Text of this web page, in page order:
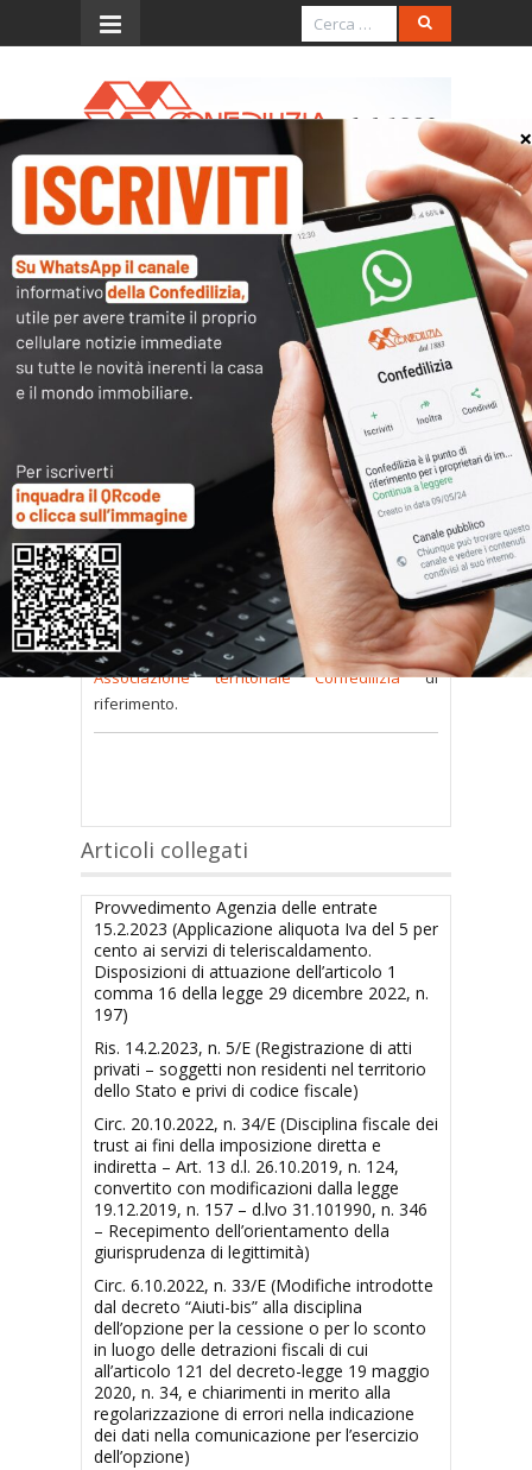
Menu
Ris. 16.7.2015, n. 65/E
(negoziazione assistita ed
esenzione imposte)
L’accesso al contenuto
completo è riservato ai
soli utenti abilitati.
Tutti i documenti presenti nelle Banche dati
sonoa disposizione dei soci ma per poterli
consultare occorre
inserire i dati di accesso
nel modulo a destra della pagina
Se non possiedi nome utente e password
oppure li haismarriti richiedili alla tua
Associazione territoriale Confediliziadi
riferimento.
Articoli collegati
Provvedimento Agenzia delle entrate
15.2.2023 (Applicazione aliquota Iva del 5 per
cento ai servizi di teleriscaldamento.
Disposizioni di attuazione dell’articolo 1
comma 16 della legge 29 dicembre 2022, n.
197)
Ris. 14.2.2023, n. 5/E (Registrazione di atti
privati – soggetti non residenti nel territorio
dello Stato e privi di codice fiscale)
Circ. 20.10.2022, n. 34/E (Disciplina fiscale dei
trust ai fini della imposizione diretta e
indiretta – Art. 13 d.l. 26.10.2019, n. 124,
convertito con modificazioni dalla legge
19.12.2019, n. 157 – d.lvo 31.101990, n. 346
– Recepimento dell’orientamento della
giurisprudenza di legittimità)
Circ. 6.10.2022, n. 33/E (Modifiche introdotte
dal decreto “Aiuti-bis” alla disciplina
dell’opzione per la cessione o per lo sconto
in luogo delle detrazioni fiscali di cui
all’articolo 121 del decreto-legge 19 maggio
2020, n. 34, e chiarimenti in merito alla
regolarizzazione di errori nella indicazione
dei dati nella comunicazione per l’esercizio
dell’opzione)